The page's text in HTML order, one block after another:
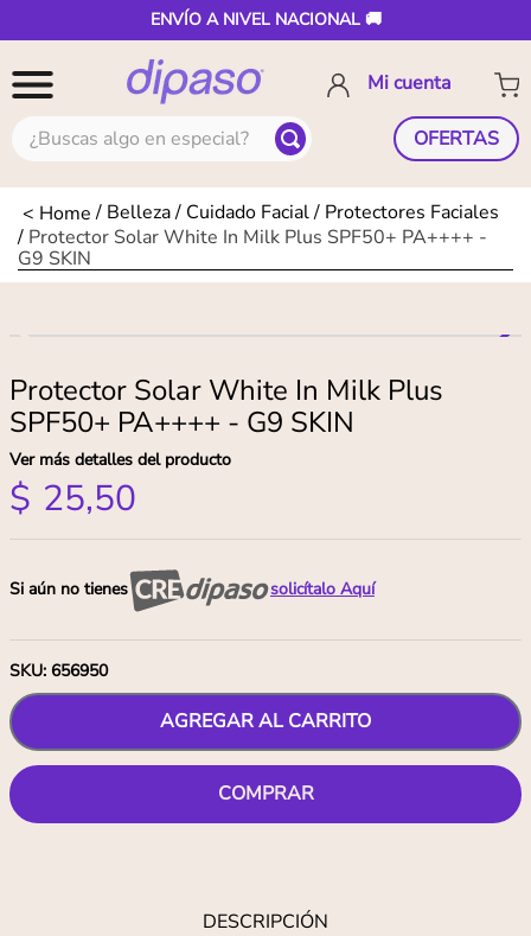
ENVÍO A NIVEL NACIONAL 🚚
¿Buscas algo en especial? OFERTAS
Belleza Cuidado Facial
Protectores Faciales
Protector Solar White In Milk Plus SPF50+ PA++++ -
G9 SKIN
Protector Solar White In Milk Plus
SPF50+ PA++++ - G9 SKIN
Ver más detalles del producto
$ 25,50
Si aún no tienes solicítalo Aquí
SKU: 656950
AGREGAR AL CARRITO
COMPRAR
DESCRIPCIÓN